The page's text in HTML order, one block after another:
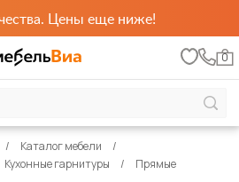
Цены еще ниже!
0
Каталог мебели
Кухонные гарнитуры Прямые